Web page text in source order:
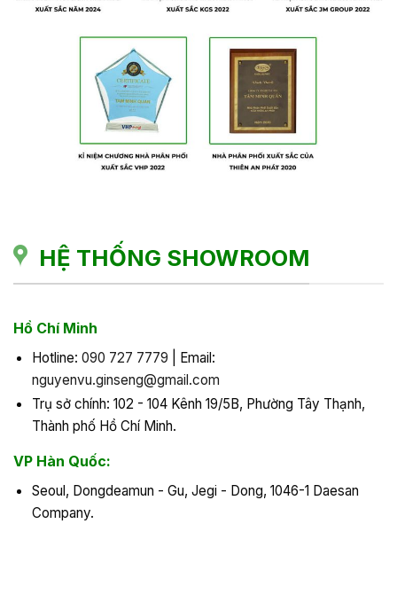
HỆ THỐNG SHOWROOM
Hồ Chí Minh
Hotline: 090 727 7779 | Email:
nguyenvu.ginseng@gmail.com
Trụ sở chính: 102 - 104 Kênh 19/5B, Phường Tây Thạnh,
Thành phố Hồ Chí Minh.
VP Hàn Quốc:
Seoul, Dongdeamun - Gu, Jegi - Dong, 1046-1 Daesan
Company.